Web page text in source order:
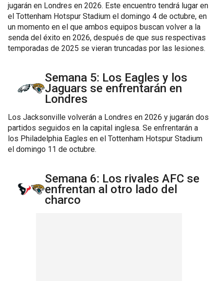
jugarán en Londres en 2026. Este encuentro tendrá lugar en
el Tottenham Hotspur Stadium el domingo 4 de octubre, en
un momento en el que ambos equipos buscan volver a la
senda del éxito en 2026, después de que sus respectivas
temporadas de 2025 se vieran truncadas por las lesiones.
Semana 5: Los Eagles y los
Jaguars se enfrentarán en
Londres
Los Jacksonville volverán a Londres en 2026 y jugarán dos
partidos seguidos en la capital inglesa. Se enfrentarán a
los Philadelphia Eagles en el Tottenham Hotspur Stadium
el domingo 11 de octubre.
Semana 6: Los rivales AFC se
enfrentan al otro lado del
charco